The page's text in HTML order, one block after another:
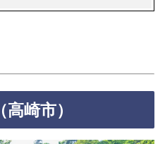
崎市）